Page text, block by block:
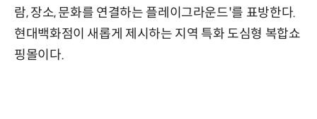
람, 장소, 문화를 연결하는 플레이그라운드'를 표방한다.
현대백화점이 새롭게 제시하는 지역 특화 도심형 복합쇼
핑몰이다.